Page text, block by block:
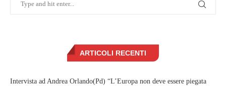
ARTICOLI RECENTI
Intervista ad Andrea Orlando(Pd) “L’Europa non deve essere piegata